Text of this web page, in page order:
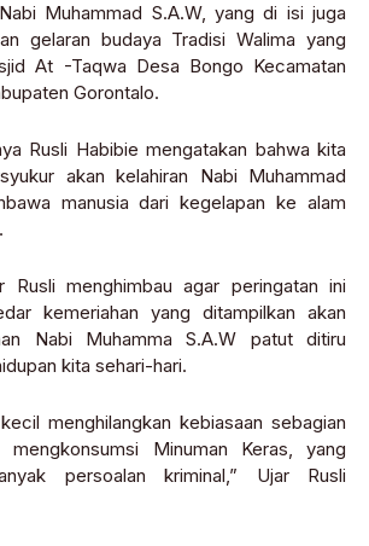
Muhammad S.A.W, yang di isi juga
gelaran budaya Tradisi Walima yang
At -Taqwa Desa Bongo Kecamatan
Gorontalo.
Rusli Habibie mengatakan bahwa kita
akan kelahiran Nabi Muhammad
manusia dari kegelapan ke alam
Rusli menghimbau agar peringatan ini
kemeriahan yang ditampilkan akan
Nabi Muhamma S.A.W patut ditiru
kita sehari-hari.
menghilangkan kebiasaan sebagian
mengkonsumsi Minuman Keras, yang
persoalan kriminal,” Ujar Rusli